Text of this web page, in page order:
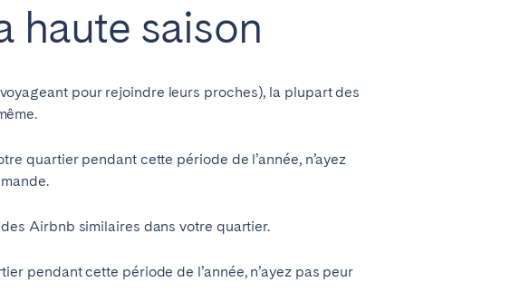
haute saison
pour rejoindre leurs proches), la plupart des
quartier pendant cette période de l’année, n’ayez
Airbnb similaires dans votre quartier.
pendant cette période de l’année, n’ayez pas peur
Lucerne